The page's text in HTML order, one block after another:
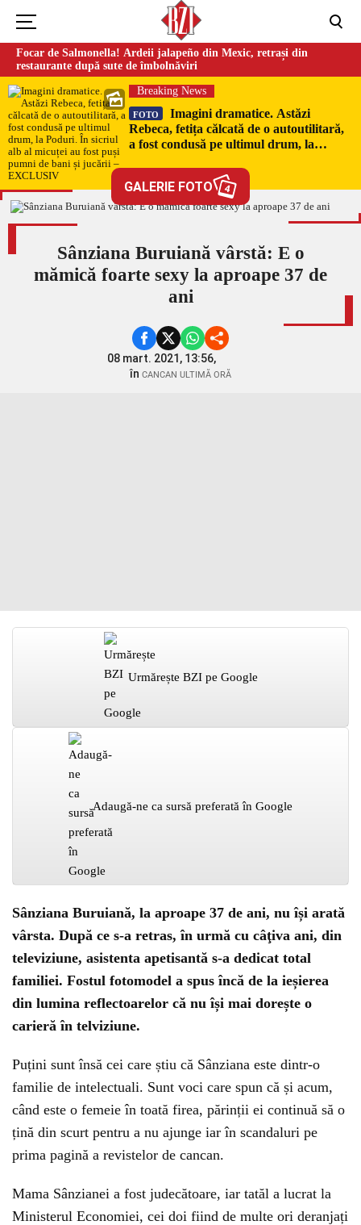
Focar de Salmonella! Ardeii jalapeño din Mexic, retrași din
restaurante după sute de îmbolnăviri
Breaking News
FOTO
Imagini dramatice. Astăzi
Rebeca, fetița călcată de o autoutilitară,
a fost condusă pe ultimul drum, la
puși pumni de bani și jucării –
EXCLUSIV
GALERIE FOTO 4
Sânziana Buruiană vârstă: E o
mămică foarte sexy la aproape 37 de
ani
08 mart. 2021, 13:56,
în CANCAN ULTIMĂ ORĂ
Urmărește BZI pe Google
Adaugă-ne ca sursă preferată în Google
Sânziana Buruiană, la aproape 37 de ani, nu își arată
vârsta. După ce s-a retras, în urmă cu câţiva ani, din
televiziune, asistenta apetisantă s-a dedicat total
familiei. Fostul fotomodel a spus încă de la ieșierea
din lumina reflectoarelor că nu își mai dorește o
carieră în telviziune.
Puțini sunt însă cei care știu că Sânziana este dintr-o
familie de intelectuali. Sunt voci care spun că și acum,
când este o femeie în toată firea, părinții ei continuă să o
țină din scurt pentru a nu ajunge iar în scandaluri pe
prima pagină a revistelor de cancan.
Mama Sânzianei a fost judecătoare, iar tatăl a lucrat la
Ministerul Economiei, cei doi fiind de multe ori deranjați